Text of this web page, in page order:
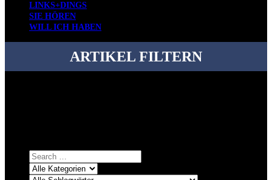
LINKS+DINGS
SIE HÖREN
WILL ICH HABEN
ARTIKEL FILTERN